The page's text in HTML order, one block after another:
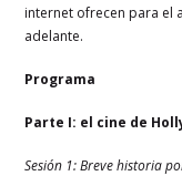
internet ofrecen para el
adelante.
Programa
Parte I: el cine de
Sesión 1: Breve historia